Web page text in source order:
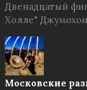
Двенадцатый
Холле" Джумохон
Московские